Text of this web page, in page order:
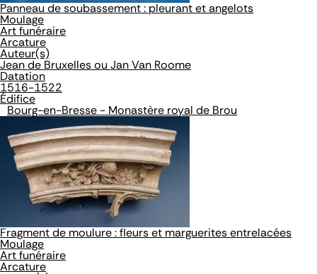
Panneau de soubassement : pleurant et angelots
Moulage
Art funéraire
Arcature
Auteur(s)
Jean de Bruxelles ou Jan Van Roome
Datation
1516-1522
Édifice
Bourg-en-Bresse - Monastère royal de Brou
Fragment de moulure : fleurs et marguerites entrelacées
Moulage
Art funéraire
Arcature